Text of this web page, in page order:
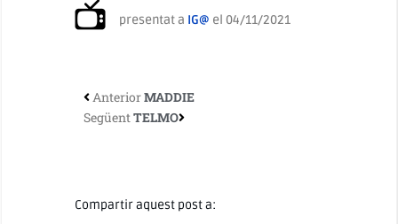
presentat a IG@ el 04/11/2021
AnteriorMADDIE
Següent TELMO
Compartir aquest post a: